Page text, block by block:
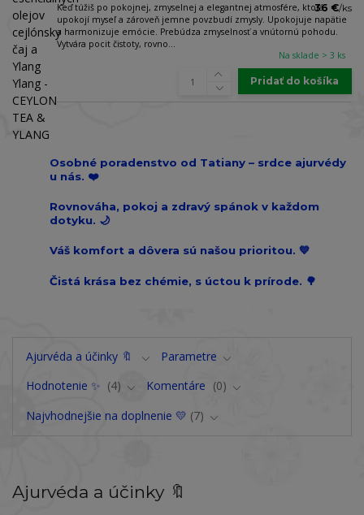
Keď túžiš po pokojnej, zmyselnej a elegantnej atmosfére, ktorá
upokojí myseľ a zároveň jemne povzbudí zmysly. Upokojuje napätie
a harmonizuje emócie. Prebúdza zmyselnosť a vnútornú pohodu.
Vytvára pocit čistoty, rovno...
36 €/ks
Na sklade > 3 ks
Pridať do košíka
Osobné poradenstvo od Tatiany – srdce ajurvédy
u nás. ❤️
Rovnováha, pokoj a zdravý spánok v každom
dotyku. 🌙
Váš komfort a dôvera sú našou prioritou. 💙
Čistá krása bez chémie, s úctou k prírode. 🌳
Ajurvéda a účinky 🔖
Parametre
Hodnotenie ✨
4 Komentáre
0
Najvhodnejšie na doplnenie 💛 7
Ajurvéda a účinky 🔖